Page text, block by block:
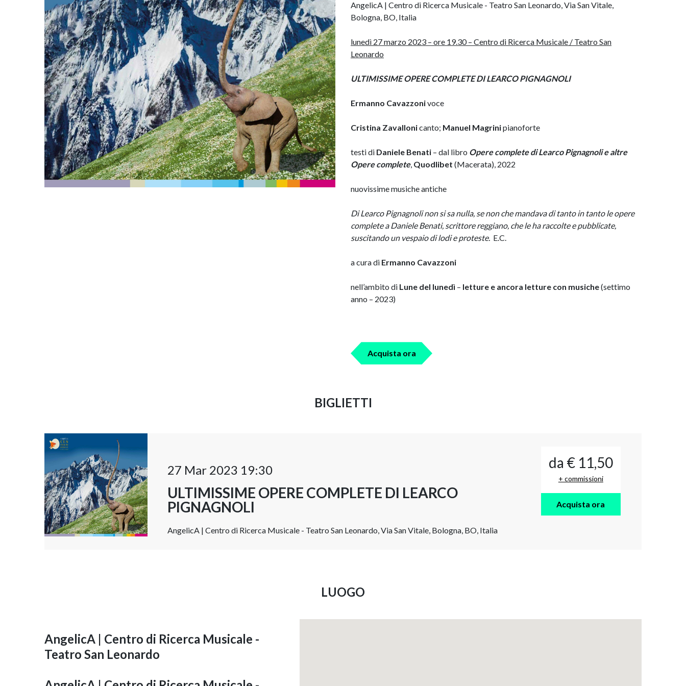
AngelicA | Centro di Ricerca Musicale - Teatro San Leonardo, Via San Vitale,
Bologna, BO, Italia
lunedì 27 marzo 2023 – ore 19.30 – Centro di Ricerca Musicale / Teatro San
Leonardo
ULTIMISSIME OPERE COMPLETE DI LEARCO PIGNAGNOLI
Ermanno Cavazzonivoce
Cristina Zavallonicanto; Manuel Magrinipianoforte
testi di Daniele Benati – dal libro Opere complete di Learco Pignagnoli e altre
Opere complete, Quodlibet (Macerata), 2022
nuovissime musiche antiche
Di Learco Pignagnoli non si sa nulla, se non che mandava di tanto in tanto le opere
complete a Daniele Benati, scrittore reggiano, che le ha raccolte e pubblicate,
suscitando un vespaio di lodi e proteste. E.C.
a cura di Ermanno Cavazzoni
nell’ambito di Lune del lunedì – letture e ancora letture con musiche(settimo
anno – 2023)
Acquista ora
BIGLIETTI
27 Mar 2023 19:30
ULTIMISSIME OPERE COMPLETE DI LEARCO
PIGNAGNOLI
AngelicA | Centro di Ricerca Musicale - Teatro San Leonardo, Via San Vitale, Bologna, BO, Italia
da € 11,50
+ commissioni
Acquista ora
LUOGO
AngelicA | Centro di Ricerca Musicale -
Teatro San Leonardo